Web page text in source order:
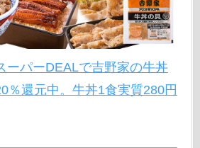
ーパーDEALで吉野家の牛丼
％還元中。牛丼1食実質280円